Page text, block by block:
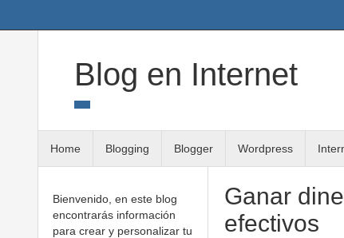
Blog en Internet
Home Blogging Blogger Wordpress
Ganar
efectivos
Bienvenido, en este blog
encontrarás información
para crear y personalizar tu